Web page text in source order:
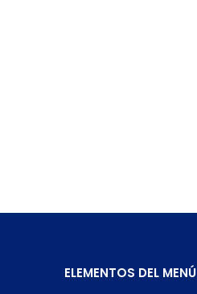
ELEMENTOS DEL MENÚ